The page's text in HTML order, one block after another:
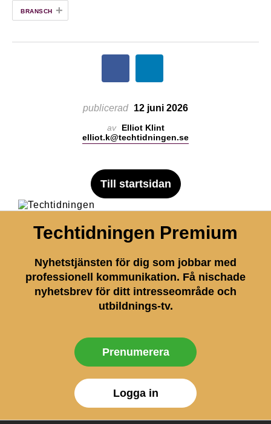
BRANSCH +
publicerad 12 juni 2026
av
Elliot Klint
elliot.k@techtidningen.se
Till startsidan
Techtidningen Premium
Nyhetstjänsten för dig som jobbar med
professionell kommunikation. Få nischade
nyhetsbrev för ditt intresseområde och
utbildnings-tv.
Prenumerera
Logga in